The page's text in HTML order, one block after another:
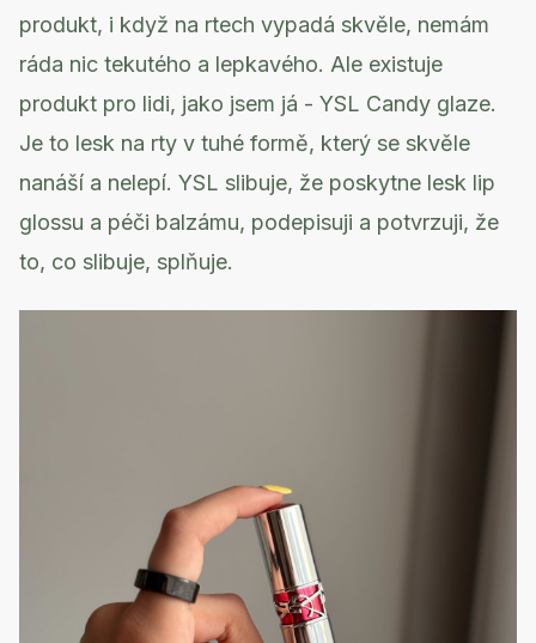
produkt, i když na rtech vypadá skvěle, nemám
ráda nic tekutého a lepkavého. Ale existuje
produkt pro lidi, jako jsem já - YSL Candy glaze.
Je to lesk na rty v tuhé formě, který se skvěle
nanáší a nelepí. YSL slibuje, že poskytne lesk lip
glossu a péči balzámu, podepisuji a potvrzuji, že
to, co slibuje, splňuje.